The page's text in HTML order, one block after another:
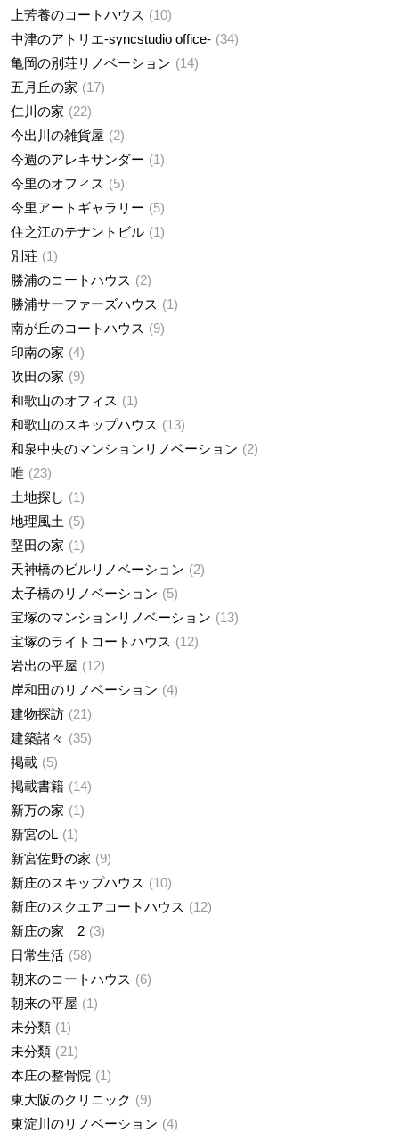
上芳養のコートハウス
10
中津のアトリエ-syncstudio office- 34
亀岡の別荘リノベーション
14
五月丘の家
17
仁川の家
22
今出川の雑貨屋
2
今週のアレキサンダー
1
今里のオフィス
5
今里アートギャラリー
5
住之江のテナントビル
1
別荘
1
勝浦のコートハウス
2
勝浦サーファーズハウス
1
南が丘のコートハウス
9
印南の家
4
吹田の家
9
和歌山のオフィス
1
和歌山のスキップハウス
13
和泉中央のマンションリノベーション
2
唯
23
土地探し
1
地理風土
5
堅田の家
1
天神橋のビルリノベーション
2
太子橋のリノベーション
5
宝塚のマンションリノベーション
13
宝塚のライトコートハウス
12
岩出の平屋
12
岸和田のリノベーション
4
建物探訪
21
建築諸々
35
掲載
5
掲載書籍
14
新万の家
1
新宮のL
1
新宮佐野の家
9
新庄のスキップハウス
10
新庄のスクエアコートハウス
12
新庄の家 2 3
日常生活
58
朝来のコートハウス
6
朝来の平屋
1
未分類
1
未分類
21
本庄の整骨院
1
東大阪のクリニック
9
東淀川のリノベーション
4